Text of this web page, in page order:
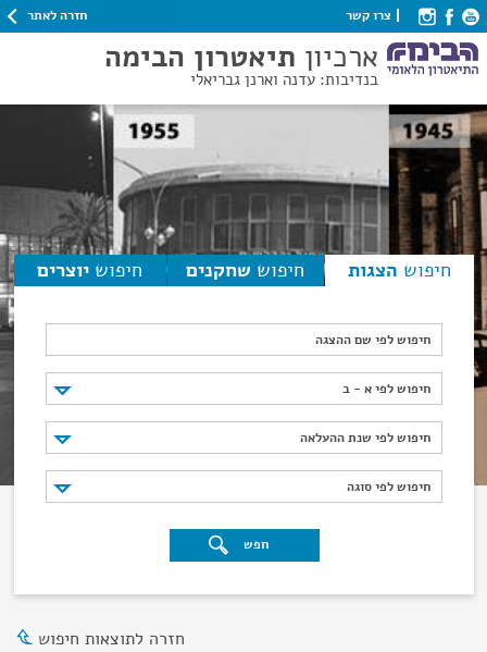
צרו קשר חזרה לאתר
ארכיון תיאטרון הבימה
בנדיבות: עדנה וארנן גבריאלי
חיפוש הצגות חיפוש שחקנים חיפוש יוצרים
חיפוש לפי שם ההצגה
חיפוש לפי א - ב
חיפוש לפי א - ב
חיפוש לפי שנת ההעלאה
חיפוש לפי שנת ההעלאה
חיפוש לפי סוגה
חיפוש לפי סוגה
חפש
חזרה לתוצאות חיפוש